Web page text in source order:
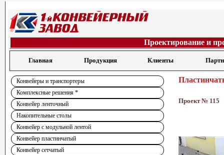
Проектирование и
Главная Продукция Клиенты
Конвейеры и транспортеры
Комплексные решения *
Конвейер ленточный
Накопительные столы
Конвейер с модульной лентой
Конвейер пластинчатый
Конвейер сетчатый
Проект № 115